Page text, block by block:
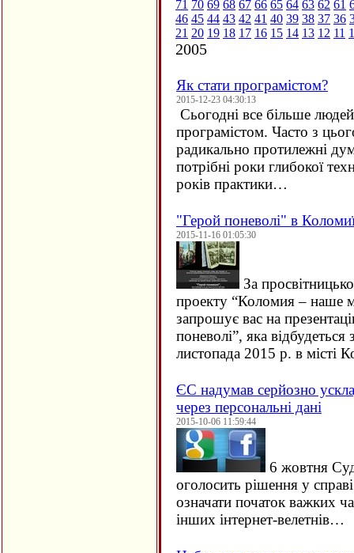
71 70 69 68 67 66 65 64 63 62 61
46 45 44 43 42 41 40 39 38 37 36
21 20 19 18 17 16 15 14 13 12 11
2005
Як стати програмістом?
2015-12-23 04:30:13
Сьогодні все більше
програмістом. Часто з
радикально протилежні
потрібні роки глибокої
років практики…
"Герой поневолі" в
2015-11-16 01:05:30
За
проекту “Коломия – наше
запрошує вас на
поневолі”, яка відбудеться
листопада 2015 р. в місті
ЄC надумав серйозно
через персональні дані
2015-10-06 11:59:44
6 жовтня
оголосить рішення у
означати початок важких
інших інтернет-велетнів…